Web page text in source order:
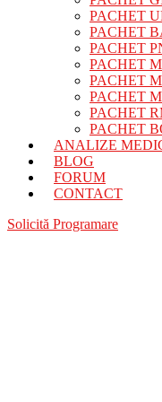
PACHET
PACHET
PACHET
PACHET
PACHET
PACHET
PACHET
PACHET
ANALIZE
BLOG
FORUM
CONTACT
Solicită Programare